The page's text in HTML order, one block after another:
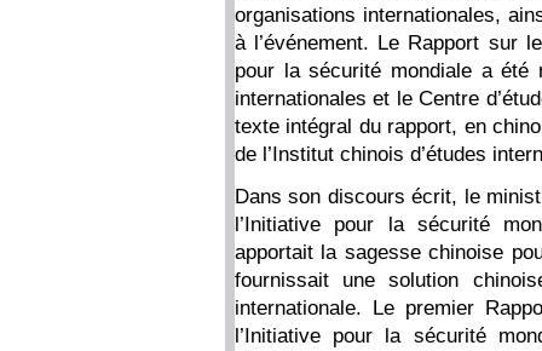
organisations internationales,
à l’événement. Le Rapport sur
pour la sécurité mondiale a été
internationales et le Centre
texte intégral du rapport, en
de l’Institut chinois d’études
Dans son discours écrit, le
l’Initiative pour la sécurité
apportait la sagesse chinoise
fournissait une solution
internationale. Le premier
l’Initiative pour la sécurité